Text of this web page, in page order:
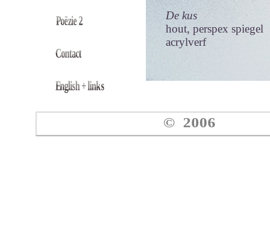
De kus
hout, perspex spiegel
acrylverf